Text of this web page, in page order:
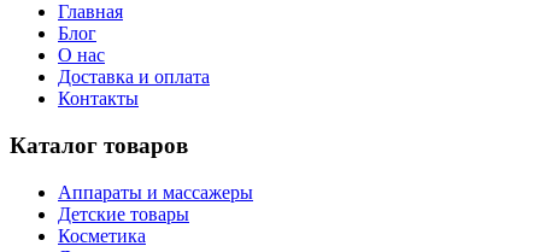
Главная
Блог
О нас
Доставка и оплата
Контакты
Каталог товаров
Аппараты и массажеры
Детские товары
Косметика